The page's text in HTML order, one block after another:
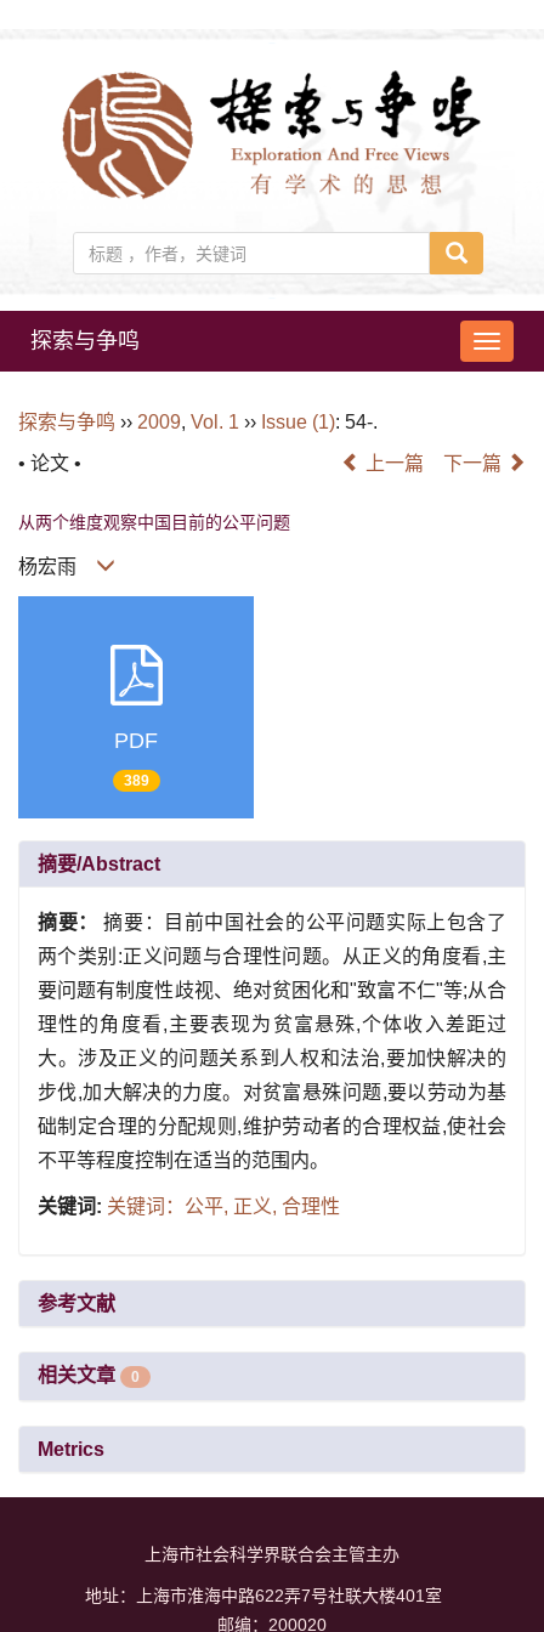
导
航
探索与争鸣
探索与争鸣 ›› 2009, Vol. 1 ›› Issue (1): 54-.
• 论文 •
上一篇 下一篇
从两个维度观察中国目前的公平问题
杨宏雨
PDF
389
摘要/Abstract
摘要：摘要：目前中国社会的公平问题实际上包含了
两个类别:正义问题与合理性问题。从正义的角度看,主
要问题有制度性歧视、绝对贫困化和"致富不仁"等;从合
理性的角度看,主要表现为贫富悬殊,个体收入差距过
大。涉及正义的问题关系到人权和法治,要加快解决的
步伐,加大解决的力度。对贫富悬殊问题,要以劳动为基
础制定合理的分配规则,维护劳动者的合理权益,使社会
不平等程度控制在适当的范围内。
关键词: 关键词：公平, 正义, 合理性
参考文献
相关文章 0
Metrics
上海市社会科学界联合会主管主办
地址：上海市淮海中路622弄7号社联大楼401室
邮编：200020